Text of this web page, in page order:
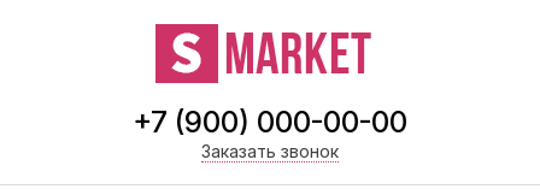
+7 (900) 000-00-00
Заказать звонок